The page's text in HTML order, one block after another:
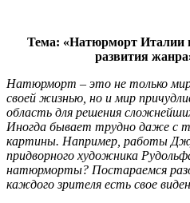
Тема: «Натюрморт Италии
развития
Натюрморт – это не только
своей жизнью, но и мир
область для решения
Иногда бывает трудно даже с
картины. Например, работы
придворного художника
натюрморты? Постараемся
каждого зрителя есть свое